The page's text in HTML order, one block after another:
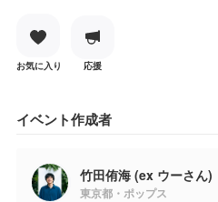
お気に入り 応援
イベント作成者
竹田侑海 (ex ウーさん)
東京都・ポップス